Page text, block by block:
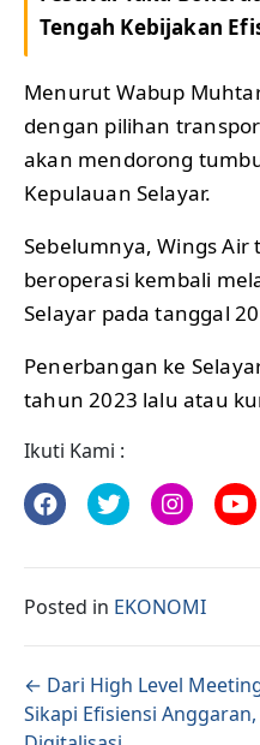
Tengah Kebijakan
Menurut Wabup
dengan pilihan
akan mendorong
Kepulauan Selayar.
Sebelumnya, Wings
beroperasi kembali
Selayar pada tanggal
Penerbangan ke
tahun 2023 lalu atau
Ikuti Kami :
Posted in EKONOMI
Posts navigation
← Dari High Level
Sikapi Efisiensi